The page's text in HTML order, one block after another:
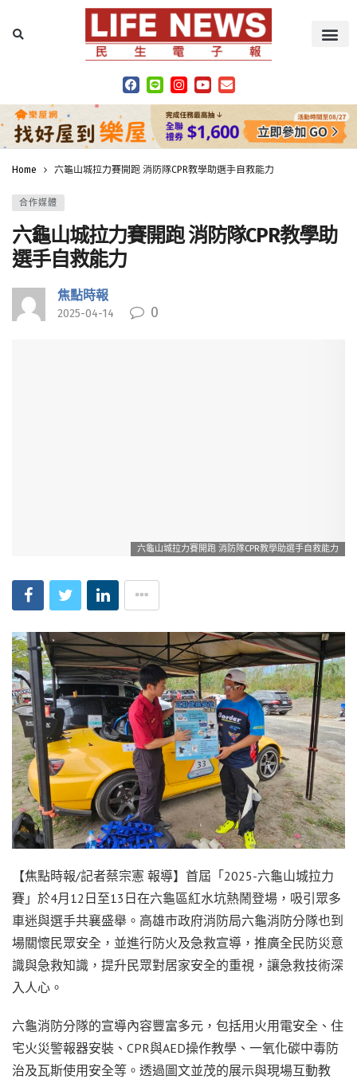
Home 六龜山城拉力賽開跑 消防隊CPR教學助選手自救能力
合作媒體
六龜山城拉力賽開跑 消防隊CPR教學助
選手自救能力
焦點時報
2025-04-14 0
六龜山城拉力賽開跑 消防隊CPR教學助選手自救能力
【焦點時報/記者蔡宗憲 報導】首屆「2025-六龜山城拉力
賽」於4月12日至13日在六龜區紅水坑熱鬧登場，吸引眾多
車迷與選手共襄盛舉。高雄市政府消防局六龜消防分隊也到
場關懷民眾安全，並進行防火及急救宣導，推廣全民防災意
識與急救知識，提升民眾對居家安全的重視，讓急救技術深
入人心。
六龜消防分隊的宣導內容豐富多元，包括用火用電安全、住
宅火災警報器安裝、CPR與AED操作教學、一氧化碳中毒防
治及瓦斯使用安全等。透過圖文並茂的展示與現場互動教